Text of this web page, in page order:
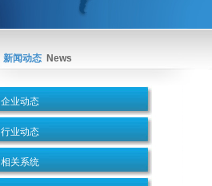
新闻动态 News
企业动态
行业动态
相关系统